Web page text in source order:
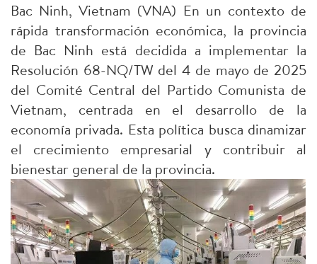
Bac Ninh, Vietnam (VNA) En un contexto de
rápida transformación económica, la provincia
de Bac Ninh está decidida a implementar la
Resolución 68-NQ/TW del 4 de mayo de 2025
del Comité Central del Partido Comunista de
Vietnam, centrada en el desarrollo de la
economía privada. Esta política busca dinamizar
el crecimiento empresarial y contribuir al
bienestar general de la provincia.